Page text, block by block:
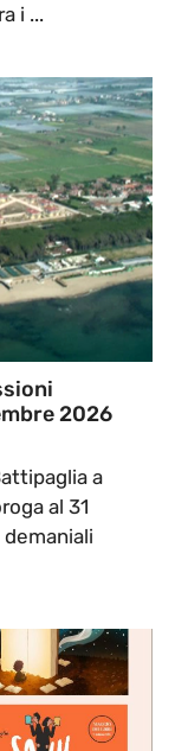
i ...
2026
a
al 31